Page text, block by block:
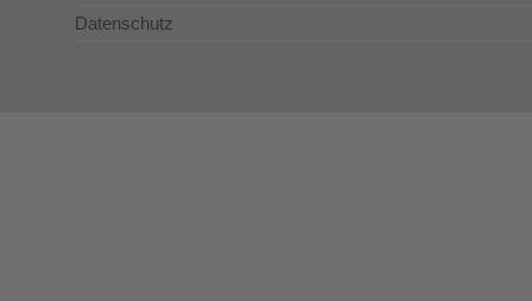
Datenschutz